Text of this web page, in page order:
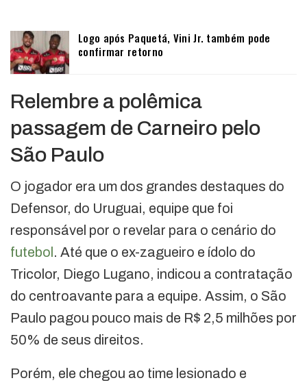
Logo após Paquetá, Vini Jr. também pode
confirmar retorno
Relembre a polêmica
passagem de Carneiro pelo
São Paulo
O jogador era um dos grandes destaques do
Defensor, do Uruguai, equipe que foi
responsável por o revelar para o cenário do
futebol . Até que o ex-zagueiro e ídolo do
Tricolor, Diego Lugano, indicou a contratação
do centroavante para a equipe. Assim, o São
Paulo pagou pouco mais de R$ 2,5 milhões por
50% de seus direitos.
Porém, ele chegou ao time lesionado e